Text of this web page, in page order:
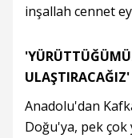
inşallah cennet
ULAŞTIRACAĞIZ'
Anadolu'dan
Doğu'ya, pek